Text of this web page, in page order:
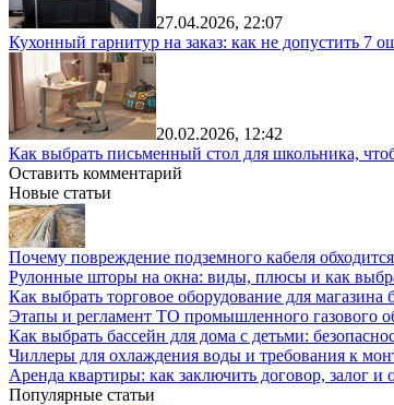
27.04.2026, 22:07
Кухонный гарнитур на заказ: как не допустить 7
20.02.2026, 12:42
Как выбрать письменный стол для школьника,
Оставить комментарий
Новые статьи
Почему повреждение подземного кабеля
Рулонные шторы на окна: виды, плюсы и как
Как выбрать торговое оборудование для
Этапы и регламент ТО промышленного газового
Как выбрать бассейн для дома с детьми:
Чиллеры для охлаждения воды и требования к
Аренда квартиры: как заключить договор, залог и
Популярные статьи